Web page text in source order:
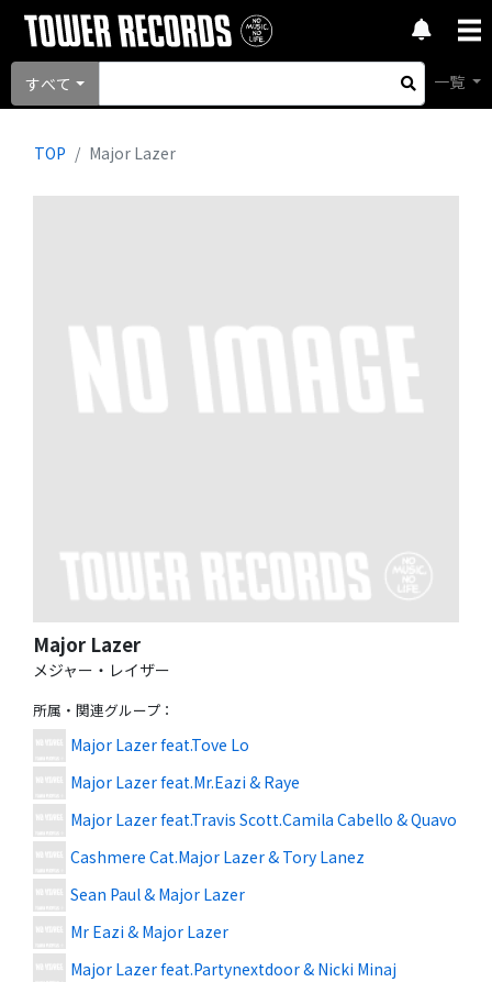
すべて 一覧
TOP Major Lazer
Major Lazer
メジャー・レイザー
所属・関連グループ ：
Major Lazer feat.Tove Lo
Major Lazer feat.Mr.Eazi & Raye
Major Lazer feat.Travis Scott.Camila Cabello & Quavo
Cashmere Cat.Major Lazer & Tory Lanez
Sean Paul & Major Lazer
Mr Eazi & Major Lazer
Major Lazer feat.Partynextdoor & Nicki Minaj